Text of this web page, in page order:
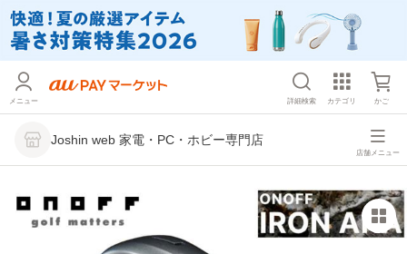
メニュー 詳細検索 カテゴリ かご
Joshin web 家電・PC・ホビー専門店
店舗メニュー